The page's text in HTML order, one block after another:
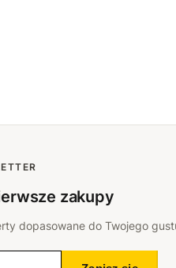
zakupy
dopasowane do Twojego